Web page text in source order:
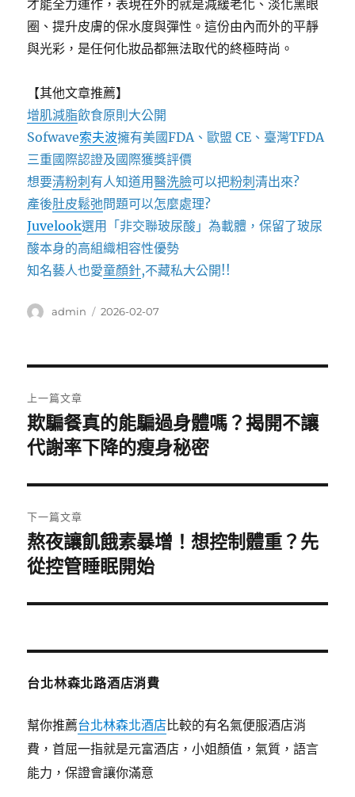
才能全力運作，表現在外的就是減緩老化、淡化黑眼
圈、提升皮膚的保水度與彈性。這份由內而外的平靜
與光彩，是任何化妝品都無法取代的終極時尚。
【其他文章推薦】
增肌減脂飲食原則大公開
Sofwave索夫波擁有美國FDA、歐盟 CE、臺灣TFDA
三重國際認證及國際獲獎評價
想要清粉刺 有人知道用醫洗臉可以把粉刺清出來?
產後肚皮鬆弛問題可以怎麼處理?
Juvelook選用「非交聯玻尿酸」為載體，保留了玻尿
酸本身的高組織相容性優勢
知名藝人也愛童顏針,不藏私大公開!!
作
admin
發
2026-02-07
章
導
覽
上一篇文章
上
一
文
章:
欺騙餐真的能騙過身體嗎？揭開不讓
代謝率下降的瘦身秘密
下一篇文章
下
一
文
熬夜讓飢餓素暴增！想控制體重？先
從控管睡眠開始
台北林森北路酒店消費
幫你推薦台北林森北酒店比較的有名氣便服酒店消
費，首屈一指就是元富酒店，小姐顏值，氣質，語言
能力，保證會讓你滿意